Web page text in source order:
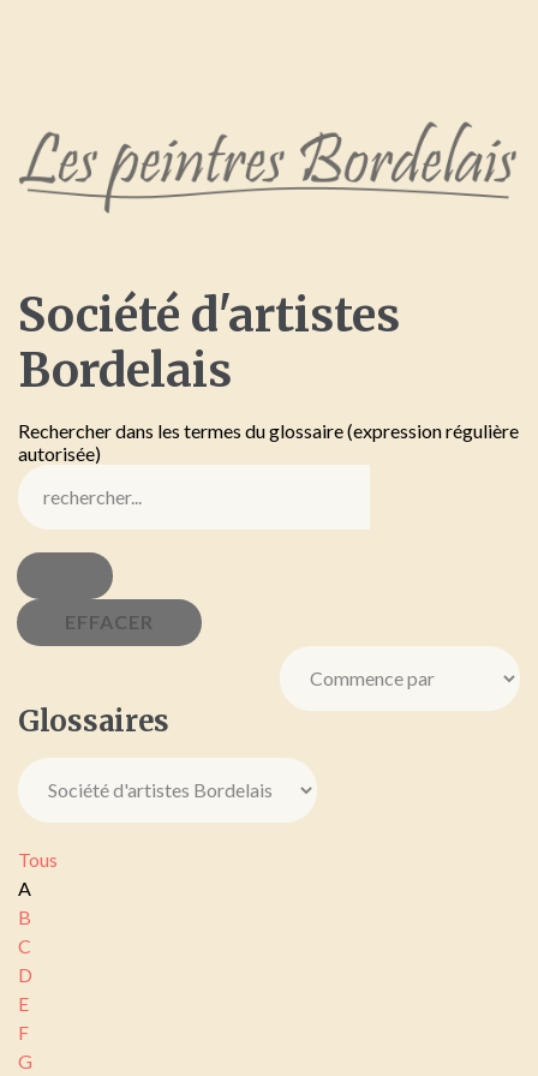
Société d'artistes
Bordelais
Rechercher dans les termes du glossaire (expression régulière
autorisée)
Glossaires
Tous
A
B
C
D
E
F
G